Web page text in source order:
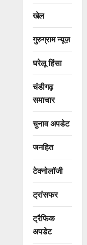
खेल
गुरुग्राम न्यूज़
घरेलू हिंसा
चंडीगढ़
समाचार
चुनाव अपडेट
जनहित
टेक्नोलॉजी
ट्रांसफर
ट्रैफिक
अपडेट